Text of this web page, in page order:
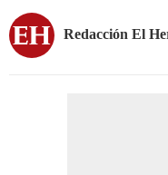
Redacción El